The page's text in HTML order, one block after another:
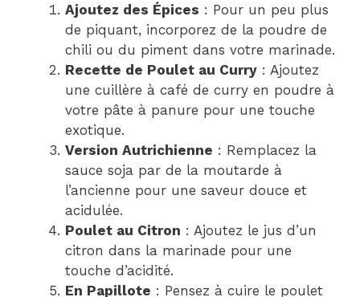
Ajoutez des Épices : Pour un peu plus
de piquant, incorporez de la poudre de
chili ou du piment dans votre marinade.
Recette de Poulet au Curry : Ajoutez
une cuillère à café de curry en poudre à
votre pâte à panure pour une touche
exotique.
Version Autrichienne : Remplacez la
sauce soja par de la moutarde à
l’ancienne pour une saveur douce et
acidulée.
Poulet au Citron : Ajoutez le jus d’un
citron dans la marinade pour une
touche d’acidité.
En Papillote : Pensez à cuire le poulet